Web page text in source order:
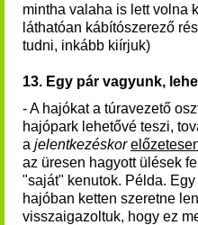
mintha valaha is lett volna
láthatóan kábítószerező
tudni, inkább kiírjuk)
13. Egy pár vagyunk,
- A hajókat a túravezető
hajópark lehetővé teszi,
a jelentkezéskor
az üresen hagyott ülések
"saját" kenutok. Példa.
hajóban ketten szeretne
visszaigazoltuk, hogy ez